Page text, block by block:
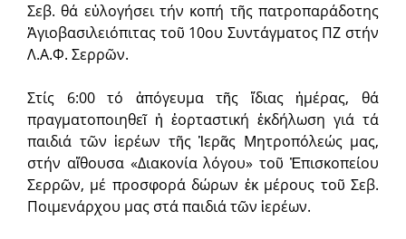
Σεβ. θά εὐλογήσει τήν κοπή τῆς πατροπαράδοτης
Ἁγιοβασιλειόπιτας τοῦ 10ου Συντάγματος ΠΖ στήν
Λ.Α.Φ. Σερρῶν.
Στίς 6:00 τό ἀπόγευμα τῆς ἴδιας ἡμέρας, θά
πραγματοποιηθεῖ ἡ ἑορταστική ἐκδήλωση γιά τά
παιδιά τῶν ἱερέων τῆς Ἱερᾶς Μητροπόλεώς μας,
στήν αἴθουσα «Διακονία λόγου» τοῦ Ἐπισκοπείου
Σερρῶν, μέ προσφορά δώρων ἐκ μέρους τοῦ Σεβ.
Ποιμενάρχου μας στά παιδιά τῶν ἱερέων.